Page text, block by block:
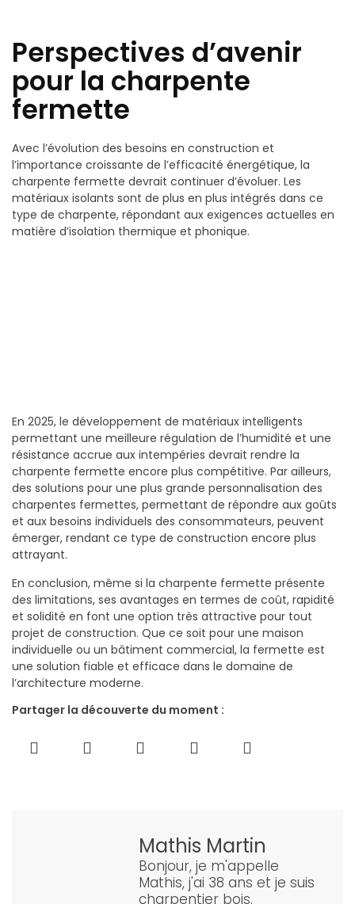
Perspectives d’avenir
pour la charpente
fermette
Avec l’évolution des besoins en construction et
l’importance croissante de l’efficacité énergétique, la
charpente fermette devrait continuer d’évoluer. Les
matériaux isolants sont de plus en plus intégrés dans ce
type de charpente, répondant aux exigences actuelles en
matière d’isolation thermique et phonique.
En 2025, le développement de matériaux intelligents
permettant une meilleure régulation de l’humidité et une
résistance accrue aux intempéries devrait rendre la
charpente fermette encore plus compétitive. Par ailleurs,
des solutions pour une plus grande personnalisation des
charpentes fermettes, permettant de répondre aux goûts
et aux besoins individuels des consommateurs, peuvent
émerger, rendant ce type de construction encore plus
attrayant.
En conclusion, même si la charpente fermette présente
des limitations, ses avantages en termes de coût, rapidité
et solidité en font une option très attractive pour tout
projet de construction. Que ce soit pour une maison
individuelle ou un bâtiment commercial, la fermette est
une solution fiable et efficace dans le domaine de
l’architecture moderne.
Partager la découverte du moment :
Mathis Martin
Bonjour, je m'appelle
Mathis, j'ai 38 ans et je suis
charpentier bois.